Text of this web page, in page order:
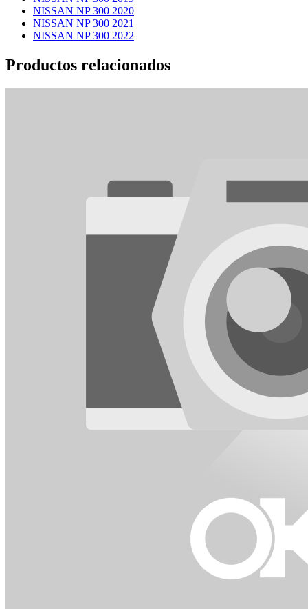
NISSAN NP 300 2020
NISSAN NP 300 2021
NISSAN NP 300 2022
Productos relacionados